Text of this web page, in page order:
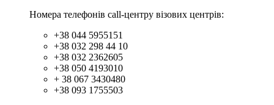
Номера телефонів call-центру візових центрів:
+38 044 5955151
+38 032 298 44 10
+38 032 2362605
+38 050 4193010
+ 38 067 3430480
+38 093 1755503